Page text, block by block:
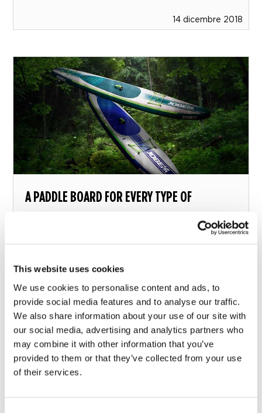
This website uses cookies
We use cookies to personalise content and ads, to
provide social media features and to analyse our traffic.
We also share information about your use of our site with
our social media, advertising and analytics partners who
may combine it with other information that you’ve
provided to them or that they’ve collected from your use
of their services.
14 dicembre 2018
A PADDLE BOARD FOR EVERY TYPE OF
What paddle board should you choose?